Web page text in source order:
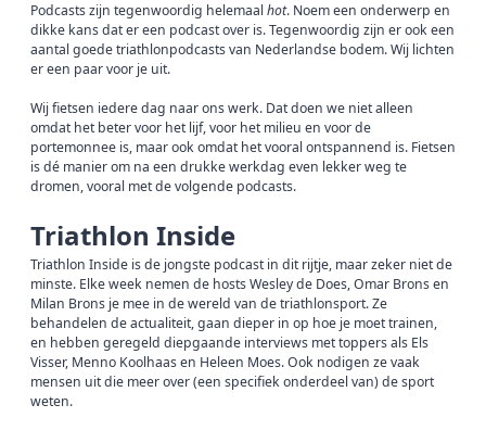
Podcasts zijn tegenwoordig helemaalhot. Noem een onderwerp en
dikke kans dat er een podcast over is. Tegenwoordig zijn er ook een
aantal goede triathlonpodcasts van Nederlandse bodem. Wij lichten
er een paar voor je uit.
Wij fietsen iedere dag naar ons werk. Dat doen we niet alleen
omdat het beter voor het lijf, voor het milieu en voor de
portemonnee is, maar ook omdat het vooral ontspannend is. Fietsen
is dé manier om na een drukke werkdag even lekker weg te
dromen, vooral met de volgende podcasts.
Triathlon Inside
Triathlon Inside is de jongste podcast in dit rijtje, maar zeker niet de
minste. Elke week nemen de hosts Wesley de Does, Omar Brons en
Milan Brons je mee in de wereld van de triathlonsport. Ze
behandelen de actualiteit, gaan dieper in op hoe je moet trainen,
en hebben geregeld diepgaande interviews met toppers als Els
Visser, Menno Koolhaas en Heleen Moes. Ook nodigen ze vaak
mensen uit die meer over (een specifiek onderdeel van) de sport
weten.